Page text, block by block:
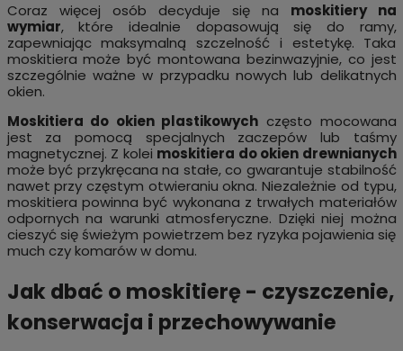
Coraz więcej osób decyduje się na moskitiery na
wymiar, które idealnie dopasowują się do ramy,
zapewniając maksymalną szczelność i estetykę. Taka
moskitiera może być montowana bezinwazyjnie, co jest
szczególnie ważne w przypadku nowych lub delikatnych
okien.
Moskitiera do okien plastikowych często mocowana
jest za pomocą specjalnych zaczepów lub taśmy
magnetycznej. Z kolei moskitiera do okien drewnianych
może być przykręcana na stałe, co gwarantuje stabilność
nawet przy częstym otwieraniu okna. Niezależnie od typu,
moskitiera powinna być wykonana z trwałych materiałów
odpornych na warunki atmosferyczne. Dzięki niej można
cieszyć się świeżym powietrzem bez ryzyka pojawienia się
much czy komarów w domu.
Jak dbać o moskitierę - czyszczenie,
konserwacja i przechowywanie